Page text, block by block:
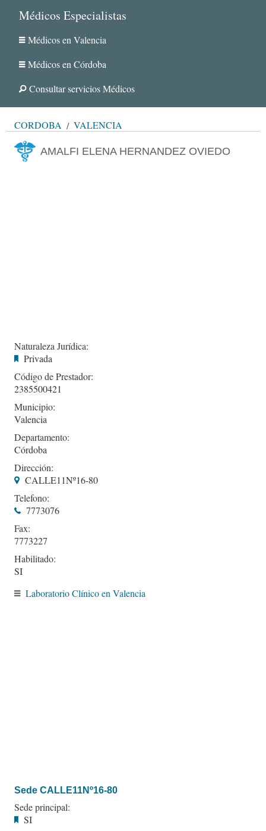
Médicos Especialistas
Médicos en Valencia
Médicos en Córdoba
Consultar servicios Médicos
CÓRDOBA VALENCIA
AMALFI ELENA HERNANDEZ OVIEDO
Naturaleza Jurídica:
Privada
Código de Prestador:
2385500421
Municipio:
Valencia
Departamento:
Córdoba
Dirección:
CALLE11Nº16-80
Telefono:
7773076
Fax:
7773227
Habilitado:
SI
Laboratorio Clínico en Valencia
Sede CALLE11Nº16-80
Sede principal:
SI